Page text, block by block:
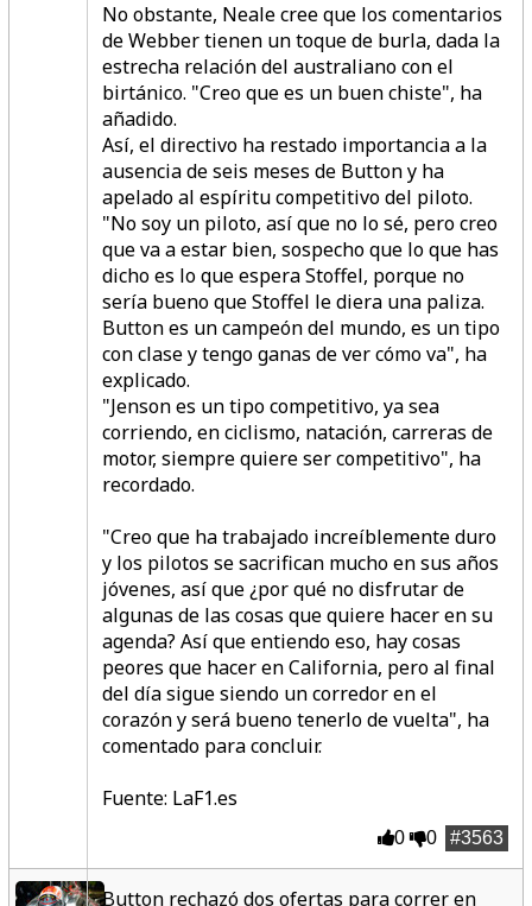
No obstante, Neale cree que los comentarios
de Webber tienen un toque de burla, dada la
estrecha relación del australiano con el
birtánico. "Creo que es un buen chiste", ha
añadido.
Así, el directivo ha restado importancia a la
ausencia de seis meses de Button y ha
apelado al espíritu competitivo del piloto.
"No soy un piloto, así que no lo sé, pero creo
que va a estar bien, sospecho que lo que has
dicho es lo que espera Stoffel, porque no
sería bueno que Stoffel le diera una paliza.
Button es un campeón del mundo, es un tipo
con clase y tengo ganas de ver cómo va", ha
explicado.
"Jenson es un tipo competitivo, ya sea
corriendo, en ciclismo, natación, carreras de
motor, siempre quiere ser competitivo", ha
recordado.
"Creo que ha trabajado increíblemente duro
y los pilotos se sacrifican mucho en sus años
jóvenes, así que ¿por qué no disfrutar de
algunas de las cosas que quiere hacer en su
agenda? Así que entiendo eso, hay cosas
peores que hacer en California, pero al final
del día sigue siendo un corredor en el
corazón y será bueno tenerlo de vuelta", ha
comentado para concluir.
Fuente: LaF1.es
#3563
0 0
Button rechazó dos ofertas para correr en